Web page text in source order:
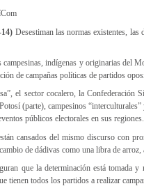
Desestiman las normas existentes, las
campesinas, indígenas y originarias del
de campañas políticas de partidos
el sector cocalero, la
(parte), campesinos
públicos electorales en sus regiones.
cansados del mismo discurso con
de dádivas como una libra de arroz,
que la determinación está tomada
tienen todos los partidos a realizar